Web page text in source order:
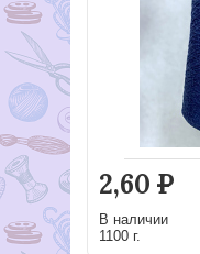
2,60 Р
В наличии
1100 г.